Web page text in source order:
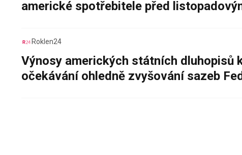
americké spotřebitele před
Roklen24
Výnosy amerických státních dluhopisů
očekávání ohledně zvyšování sazeb